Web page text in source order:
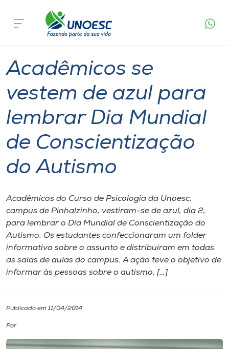
Cursos
Atendimento ao Estudante
Portal de Ensino
Internacionalização
I.nova
Cultura
CPA
acontece
Acadêmicos se
vestem de azul para
lembrar Dia Mundial
de Conscientização
do Autismo
Acadêmicos do Curso de Psicologia da Unoesc,
campus de Pinhalzinho, vestiram-se de azul, dia 2,
para lembrar o Dia Mundial de Conscientização do
Autismo. Os estudantes confeccionaram um folder
informativo sobre o assunto e distribuíram em todas
as salas de aulas do campus. A ação teve o objetivo de
informar às pessoas sobre o autismo. […]
Publicado em 11/04/2014
Por